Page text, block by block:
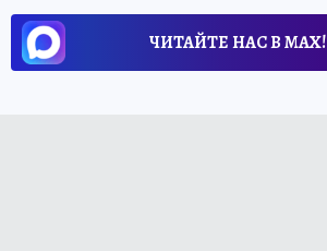
ЧИТАЙТЕ НАС В МАХ!